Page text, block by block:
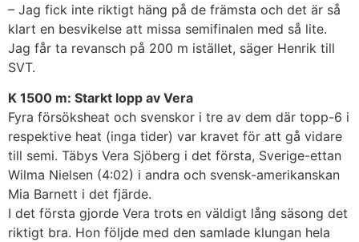
– Jag fick inte riktigt häng på de främsta och det är så
klart en besvikelse att missa semifinalen med så lite.
Jag får ta revansch på 200 m istället, säger Henrik till
SVT.
K 1500 m: Starkt lopp av Vera
Fyra försöksheat och svenskor i tre av dem där topp-6 i
respektive heat (inga tider) var kravet för att gå vidare
till semi. Täbys Vera Sjöberg i det första, Sverige-ettan
Wilma Nielsen (4:02) i andra och svensk-amerikanskan
Mia Barnett i det fjärde.
I det första gjorde Vera trots en väldigt lång säsong det
riktigt bra. Hon följde med den samlade klungan hela